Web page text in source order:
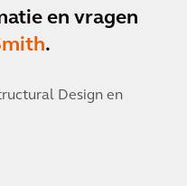
en vragen
.
Design en